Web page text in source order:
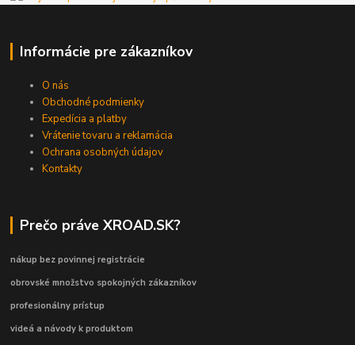
Informácie pre zákazníkov
O nás
Obchodné podmienky
Expedícia a platby
Vrátenie tovaru a reklamácia
Ochrana osobných údajov
Kontakty
Prečo práve XROAD.SK?
nákup bez povinnej registrácie
obrovské množstvo spokojných zákazníkov
profesionálny prístup
videá a návody k produktom